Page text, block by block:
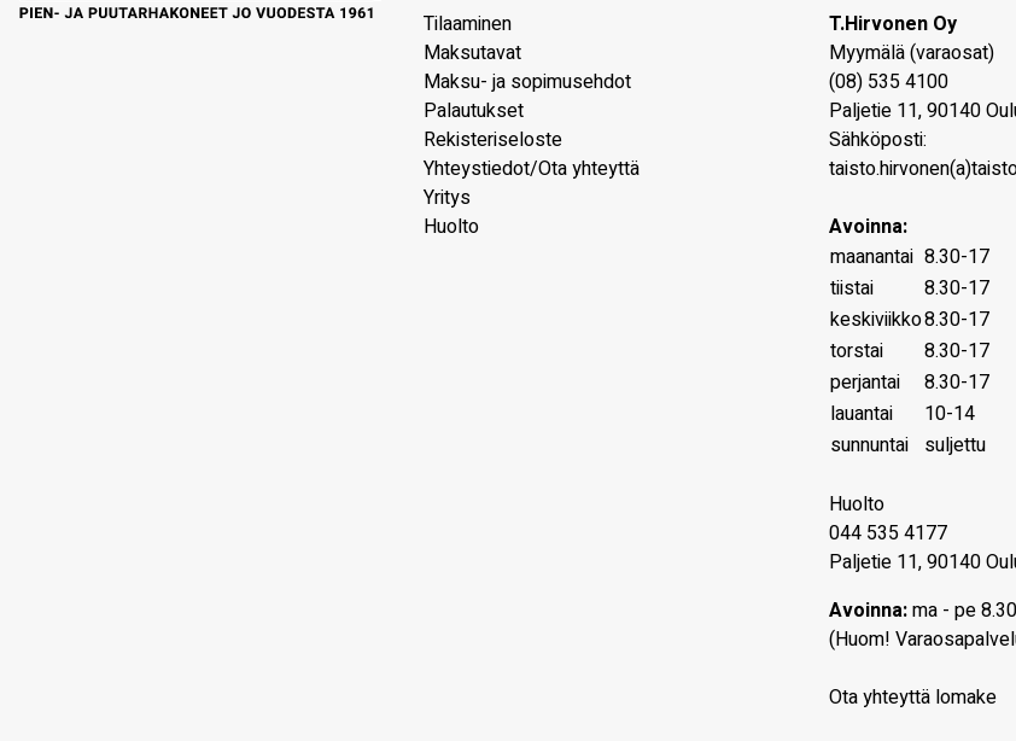
Tilaaminen
Maksutavat
Maksu- ja sopimusehdot
Palautukset
Rekisteriseloste
Yhteystiedot/Ota yhteyttä
Yritys
Huolto
T.Hirvonen Oy
Myymälä (varaosat)
(08) 535 4100
Paljetie 11,90140
Sähköposti:
Avoinna:
maanantai 8.30-17
tiistai
8.30-17
keskiviikko8.30-17
torstai
8.30-17
perjantai
8.30-17
lauantai
10-14
sunnuntai suljettu
Huolto
044 535 4177
Paljetie 11, 90140
Avoinna:ma - pe
(Huom!
Ota yhteyttä lomake